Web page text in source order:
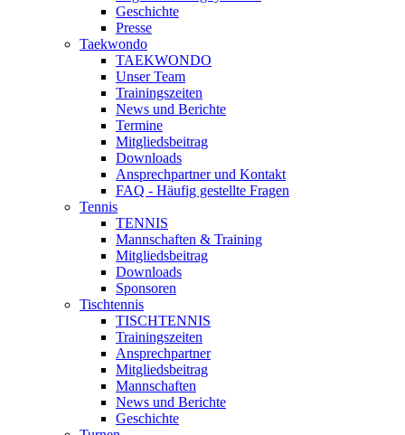
Geschichte
Presse
Taekwondo
TAEKWONDO
Unser Team
Trainingszeiten
News und Berichte
Termine
Mitgliedsbeitrag
Downloads
Ansprechpartner und Kontakt
FAQ - Häufig gestellte Fragen
Tennis
TENNIS
Mannschaften & Training
Mitgliedsbeitrag
Downloads
Sponsoren
Tischtennis
TISCHTENNIS
Trainingszeiten
Ansprechpartner
Mitgliedsbeitrag
Mannschaften
News und Berichte
Geschichte